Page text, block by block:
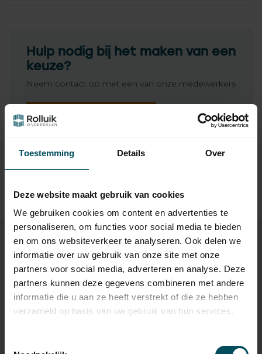
Toestemming Details Over
Deze website maakt gebruik van cookies
We gebruiken cookies om content en advertenties te
personaliseren, om functies voor social media te bieden
en om ons websiteverkeer te analyseren. Ook delen we
informatie over uw gebruik van onze site met onze
partners voor social media, adverteren en analyse. Deze
partners kunnen deze gegevens combineren met andere
informatie die u aan ze heeft verstrekt of die ze hebben
verzameld op basis van uw gebruik van hun services.
Hulp nodig bij het maken van een
keuze?
Neem contact op met een van onze medewerkers
Vraag het de expert
TypeError: Failed to fetch
Specificaties
Artikelnummer Obsolete